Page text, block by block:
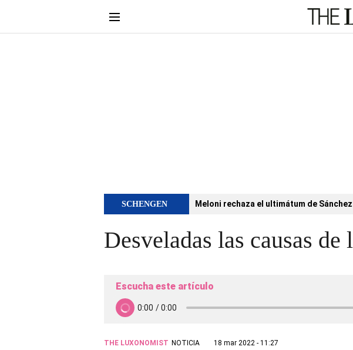
SCHENGEN Meloni rechaza el ultimátum de
Desveladas las causas
Escucha este artículo
THE LUXONOMIST NOTICIA
18 mar 2022 - 11:27